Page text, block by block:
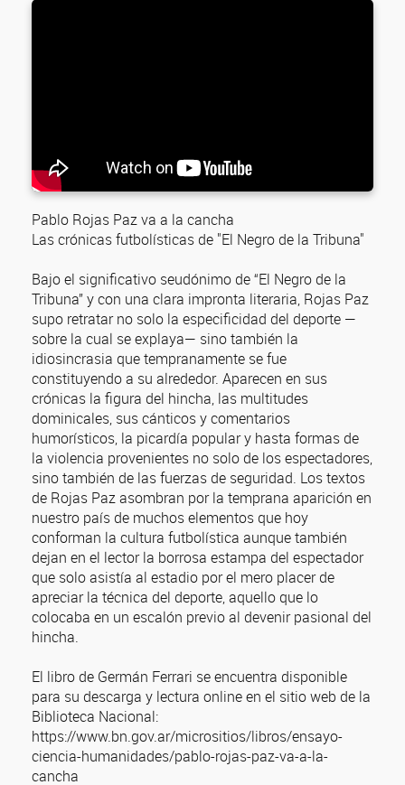
Pablo Rojas Paz va a la cancha
Las crónicas futbolísticas de "El Negro de la Tribuna"
Bajo el significativo seudónimo de “El Negro de la
Tribuna” y con una clara impronta literaria, Rojas Paz
supo retratar no solo la especificidad del deporte —
sobre la cual se explaya— sino también la
idiosincrasia que tempranamente se fue
constituyendo a su alrededor. Aparecen en sus
crónicas la figura del hincha, las multitudes
dominicales, sus cánticos y comentarios
humorísticos, la picardía popular y hasta formas de
la violencia provenientes no solo de los espectadores,
sino también de las fuerzas de seguridad. Los textos
de Rojas Paz asombran por la temprana aparición en
nuestro país de muchos elementos que hoy
conforman la cultura futbolística aunque también
dejan en el lector la borrosa estampa del espectador
que solo asistía al estadio por el mero placer de
apreciar la técnica del deporte, aquello que lo
colocaba en un escalón previo al devenir pasional del
hincha.
El libro de Germán Ferrari se encuentra disponible
para su descarga y lectura online en el sitio web de la
Biblioteca Nacional:
https://www.bn.gov.ar/micrositios/libros/ensayo-
ciencia-humanidades/pablo-rojas-paz-va-a-la-
cancha